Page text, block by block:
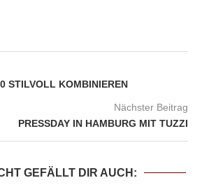
STILVOLL KOMBINIEREN
Nächster Beitrag
PRESSDAY IN HAMBURG MIT TUZZI
GEFÄLLT DIR AUCH: